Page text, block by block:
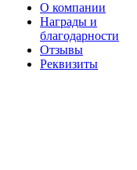
О компании
Награды и
благодарности
Отзывы
Реквизиты